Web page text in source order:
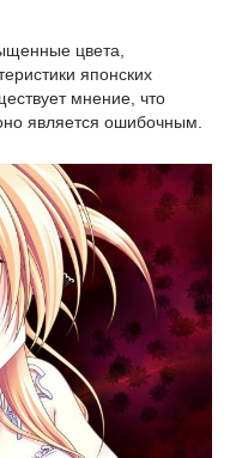
цвета,
японских
мнение, что
является ошибочным.